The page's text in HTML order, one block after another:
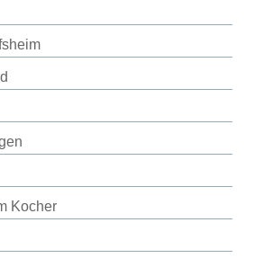
Kocher